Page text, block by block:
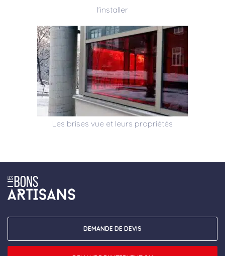
l’installer
Les brises vue et leurs propriétés
DEMANDE DE DEVIS